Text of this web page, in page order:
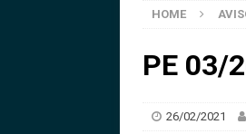
HOME
PE 03/
26/02/2021